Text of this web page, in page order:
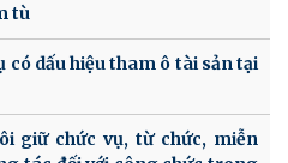
tù
có dấu hiệu tham ô tài sản tại
giữ chức vụ, từ chức, miễn